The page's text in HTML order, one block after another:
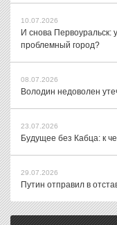
10.07.2026
И снова Первоуральск:
проблемный город?
08.07.2026
Володин недоволен
23.07.2026
Будущее без Кабца: к
29.07.2026
Путин отправил в